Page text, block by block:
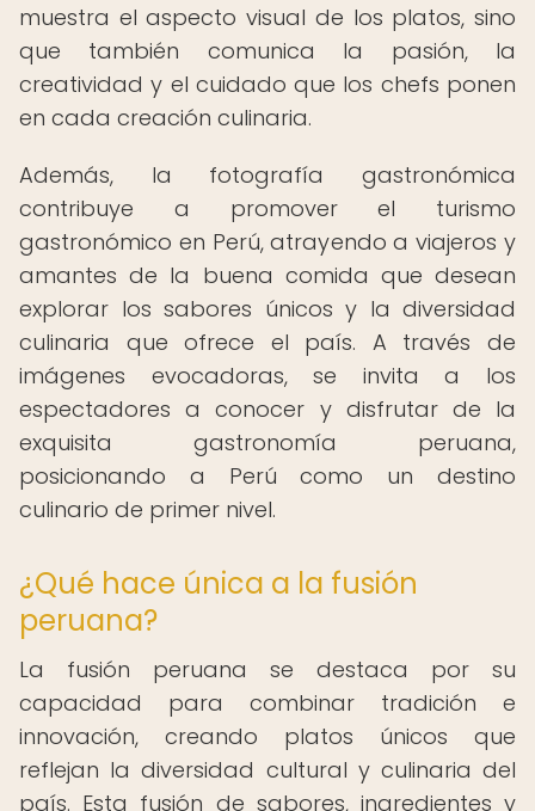
muestra el aspecto visual de los platos, sino
que también comunica la pasión, la
creatividad y el cuidado que los chefs ponen
en cada creación culinaria.
Además, la fotografía gastronómica
contribuye a promover el turismo
gastronómico en Perú, atrayendo a viajeros y
amantes de la buena comida que desean
explorar los sabores únicos y la diversidad
culinaria que ofrece el país. A través de
imágenes evocadoras, se invita a los
espectadores a conocer y disfrutar de la
exquisita gastronomía peruana,
posicionando a Perú como un destino
culinario de primer nivel.
¿Qué hace única a la fusión
peruana?
La fusión peruana se destaca por su
capacidad para combinar tradición e
innovación, creando platos únicos que
reflejan la diversidad cultural y culinaria del
país. Esta fusión de sabores, ingredientes y